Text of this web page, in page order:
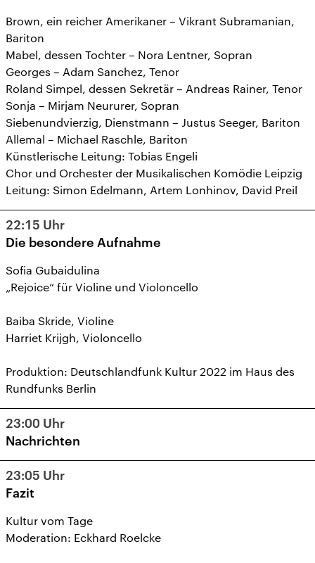
Brown, ein reicher Amerikaner – Vikrant Subramanian,
Bariton
Mabel, dessen Tochter – Nora Lentner, Sopran
Georges – Adam Sanchez, Tenor
Roland Simpel, dessen Sekretär – Andreas Rainer, Tenor
Sonja – Mirjam Neururer, Sopran
Siebenundvierzig, Dienstmann – Justus Seeger, Bariton
Allemal – Michael Raschle, Bariton
Künstlerische Leitung: Tobias Engeli
Chor und Orchester der Musikalischen Komödie Leipzig
Leitung: Simon Edelmann, Artem Lonhinov, David Preil
22:15 Uhr
Die besondere Aufnahme
Sofia Gubaidulina
„Rejoice“ für Violine und Violoncello
Baiba Skride, Violine
Harriet Krijgh, Violoncello
Produktion: Deutschlandfunk Kultur 2022 im Haus des
Rundfunks Berlin
23:00 Uhr
Nachrichten
23:05 Uhr
Fazit
Kultur vom Tage
Moderation: Eckhard Roelcke